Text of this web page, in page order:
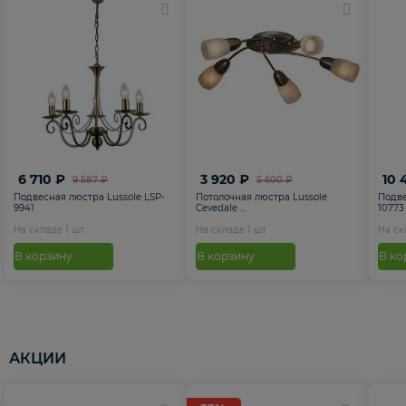
9 587 ₽
6 710 ₽
Подвесная люстра Lussole LSP-
9941
На складе 1 шт
В корзину
5 600 ₽
3 920 ₽
Потолочная люстра Lussole
Cevedale ...
На складе 1 шт
В корзину
10
10773
На
В
АКЦИИ